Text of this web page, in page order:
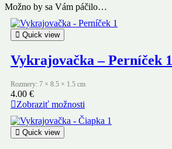
Možno by sa Vám páčilo…
Quick view
Vykrajovačka – Perníček 1
Rozmery: 7 × 8.5 × 1.5 cm
4.00 €
Zobraziť možnosti
Quick view